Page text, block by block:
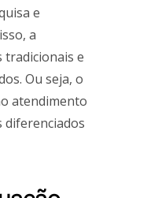
e
a
tradicionais e
Ou seja, o
atendimento
diferenciados